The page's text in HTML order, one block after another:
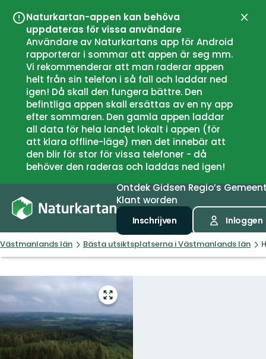
Naturkartan-appen kan behöva
uppdateras för vissa användare
Användare av Naturkartans app för Android
rapporterar i sommar att appen är seg mm.
Vi rekommenderar att man raderar appen
helt från sin telefon i så fall och laddar ned
igen! Då skall den fungera bättre. Den
befintliga appen skall ersättas av en ny app
efter sommaren. Den gamla appen laddar
all data för hela landet lokalt i appen (för
att klara offline-läge) men det innebär att
den blir för stor för vissa telefoner - då
behöver den raderas och laddas ned igen!
OntdekGidsenRegio’s
Klant worden
Inschrijven Inloggen
Västmanlands län Bästa utsiktsplatserna i Västmanlands län
Open
volledig
scherm